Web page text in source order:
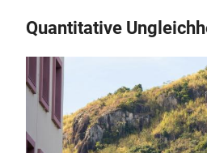
Quantitative